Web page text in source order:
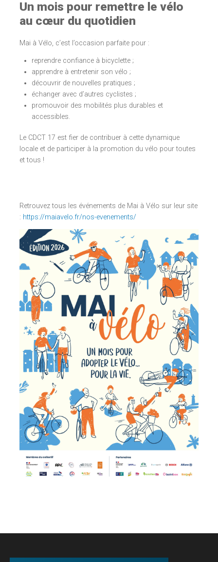
Un mois pour remettre le vélo
au cœur du quotidien
Mai à Vélo, c’est l’occasion parfaite pour :
reprendre confiance à bicyclette ;
apprendre à entretenir son vélo ;
découvrir de nouvelles pratiques ;
échanger avec d’autres cyclistes ;
promouvoir des mobilités plus durables et
accessibles.
Le CDCT 17 est fier de contribuer à cette dynamique
locale et de participer à la promotion du vélo pour toutes
et tous !
Retrouvez tous les événements de Mai à Vélo sur leur site
: https://maiavelo.fr/nos-evenements/